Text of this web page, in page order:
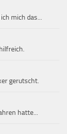
mich das...
gerutscht.
hatte...